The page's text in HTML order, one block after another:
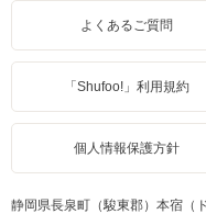
よくあるご質問
「Shufoo!」利用規約
個人情報保護方針
静岡県長泉町（駿東郡）本宿（